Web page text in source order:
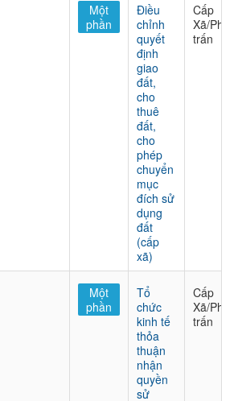
Một
phần
Điều
chỉnh
quyết
định
giao
đất,
cho
thuê
đất,
cho
phép
chuyển
mục
đích sử
dụng
đất
(cấp
xã)
Cấp
Xã/
trấn
Một
phần
Tổ
chức
kinh tế
thỏa
thuận
nhận
quyền
sử
Cấp
Xã/
trấn